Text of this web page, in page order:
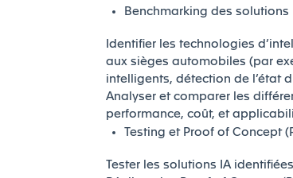
Benchmarking des solutions
Identifier les technologies
aux sièges automobiles (par
intelligents, détection de l’état
Analyser et comparer les
performance, coût, et
Testing et Proof of Concept
Tester les solutions IA